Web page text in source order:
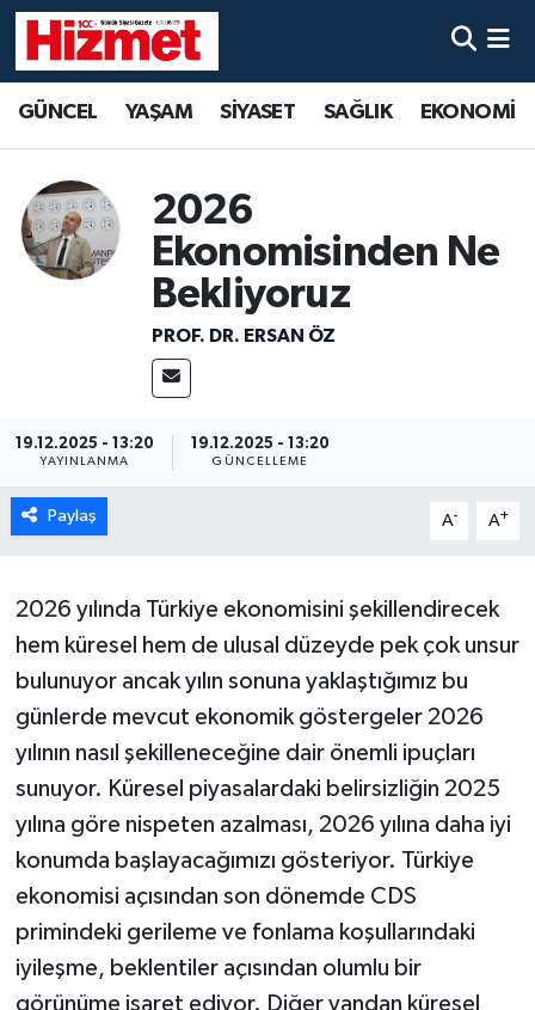
GÜNCEL YAŞAM SİYASET SAĞLIK EKONOMİ
2026
Ekonomisinden Ne
Bekliyoruz
PROF. DR. ERSAN ÖZ
19.12.2025 - 13:20
YAYINLANMA
19.12.2025 - 13:20
GÜNCELLEME
Paylaş A- A+
2026 yılında Türkiye ekonomisini şekillendirecek
hem küresel hem de ulusal düzeyde pek çok unsur
bulunuyor ancak yılın sonuna yaklaştığımız bu
günlerde mevcut ekonomik göstergeler 2026
yılının nasıl şekilleneceğine dair önemli ipuçları
sunuyor. Küresel piyasalardaki belirsizliğin 2025
yılına göre nispeten azalması, 2026 yılına daha iyi
konumda başlayacağımızı gösteriyor. Türkiye
ekonomisi açısından son dönemde CDS
primindeki gerileme ve fonlama koşullarındaki
iyileşme, beklentiler açısından olumlu bir
görünüme işaret ediyor. Diğer yandan küresel
YAŞAM
SİYASET
SAĞLIK
EKONOMİ
KÜLTÜR SANAT
SPOR
MAGAZİN
DTO
RESMİ REKLAM
Denizli Hava Durumu
Denizli Trafik Yoğunluk Haritası
Süper Lig Puan Durumu ve Fikstür
Tüm Manşetler
Son Dakika Haberleri
Haber Arşivi